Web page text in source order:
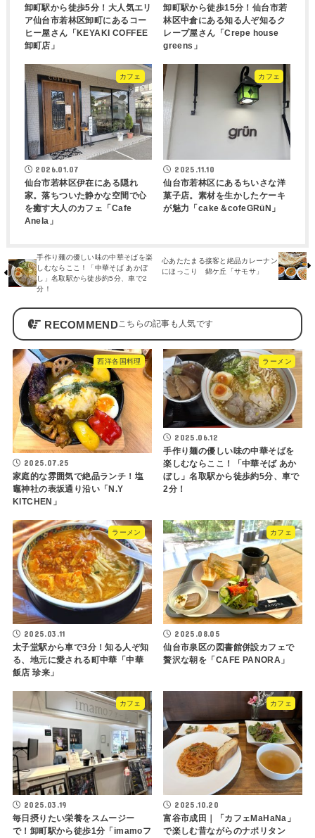
卸町駅から徒歩5分！大人気エリ
ア仙台市若林区卸町にあるコー
ヒー屋さん「KEYAKI COFFEE
卸町店」
卸町駅から徒歩15分！仙台市若
林区中倉にある知る人ぞ知るク
レープ屋さん「Crepe house
greens」
カフェ
2026.01.07
仙台市若林区伊在にある隠れ
家。落ちついた静かな空間で心
を癒す大人のカフェ「Cafe
Anela」
カフェ
2025.11.10
仙台市若林区にあるちいさな洋
菓子店。素材を生かしたケーキ
が魅力「cake＆cofeGRüN」
手作り麺の優しい味の中華そばを楽
しむならここ！「中華そば あかぼ
し」名取駅から徒歩約5分、車で2
分！
心あたたまる接客と絶品カレーナン
にほっこり 錦ケ丘「サモサ」
RECOMMEND
西洋各国料理
2025.07.25
家庭的な雰囲気で絶品ランチ！塩
竈神社の表坂通り沿い「N.Y
KITCHEN」
ラーメン
2025.06.12
手作り麺の優しい味の中華そばを
楽しむならここ！「中華そば あか
ぼし」名取駅から徒歩約5分、車で
2分！
ラーメン
2025.03.11
太子堂駅から車で3分！知る人ぞ知
る、地元に愛される町中華「中華
飯店 珍来」
カフェ
2025.08.05
仙台市泉区の図書館併設カフェで
贅沢な朝を「CAFE PANORA」
カフェ
2025.03.19
毎日摂りたい栄養をスムージー
で！卸町駅から徒歩1分「imamoフ
カフェ
2025.10.20
富谷市成田｜「カフェMaHaNa」
で楽しむ昔ながらのナポリタン